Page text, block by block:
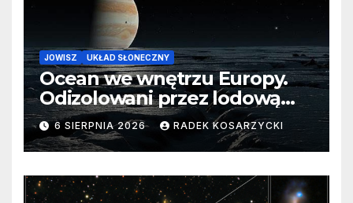
JOWISZ UKŁAD SŁONECZNY
Ocean we wnętrzu Europy.
Odizolowani przez lodową
barierę
6 SIERPNIA 2026 RADEK KOSARZYCKI